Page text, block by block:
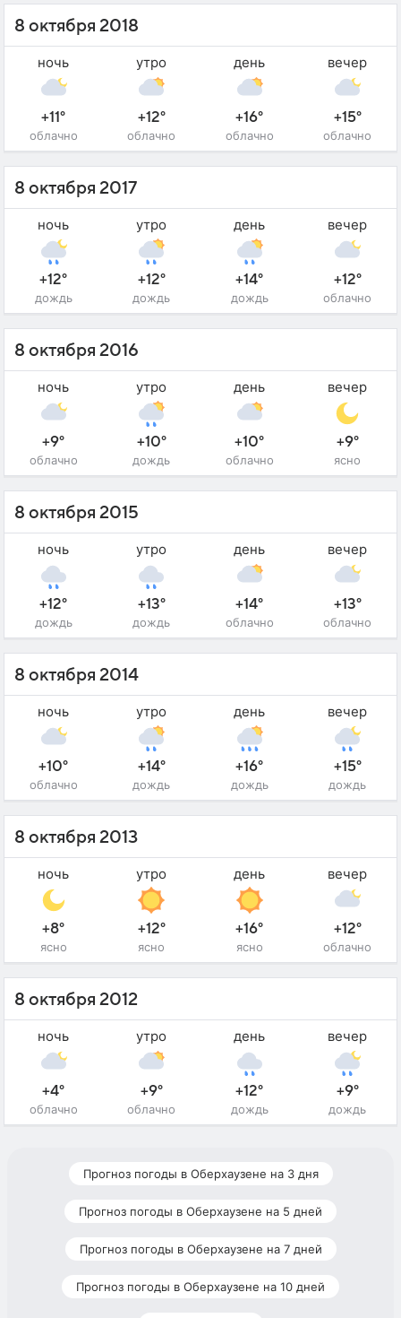
8 октября 2018
ночь
+11°
облачно
утро
+12°
облачно
день
+16°
облачно
вечер
+15°
облачно
8 октября 2017
ночь
+12°
дождь
утро
+12°
дождь
день
+14°
дождь
вечер
+12°
облачно
8 октября 2016
ночь
+9°
облачно
утро
+10°
дождь
день
+10°
облачно
вечер
+9°
ясно
8 октября 2015
ночь
+12°
дождь
утро
+13°
дождь
день
+14°
облачно
вечер
+13°
облачно
8 октября 2014
ночь
+10°
облачно
утро
+14°
дождь
день
+16°
дождь
вечер
+15°
дождь
8 октября 2013
ночь
+8°
ясно
утро
+12°
ясно
день
+16°
ясно
вечер
+12°
облачно
8 октября 2012
ночь
+4°
облачно
утро
+9°
облачно
день
+12°
дождь
вечер
+9°
дождь
Прогноз погоды в Оберхаузене на 3 дня
Прогноз погоды в Оберхаузене на 5 дней
Прогноз погоды в Оберхаузене на 7 дней
Прогноз погоды в Оберхаузене на 10 дней